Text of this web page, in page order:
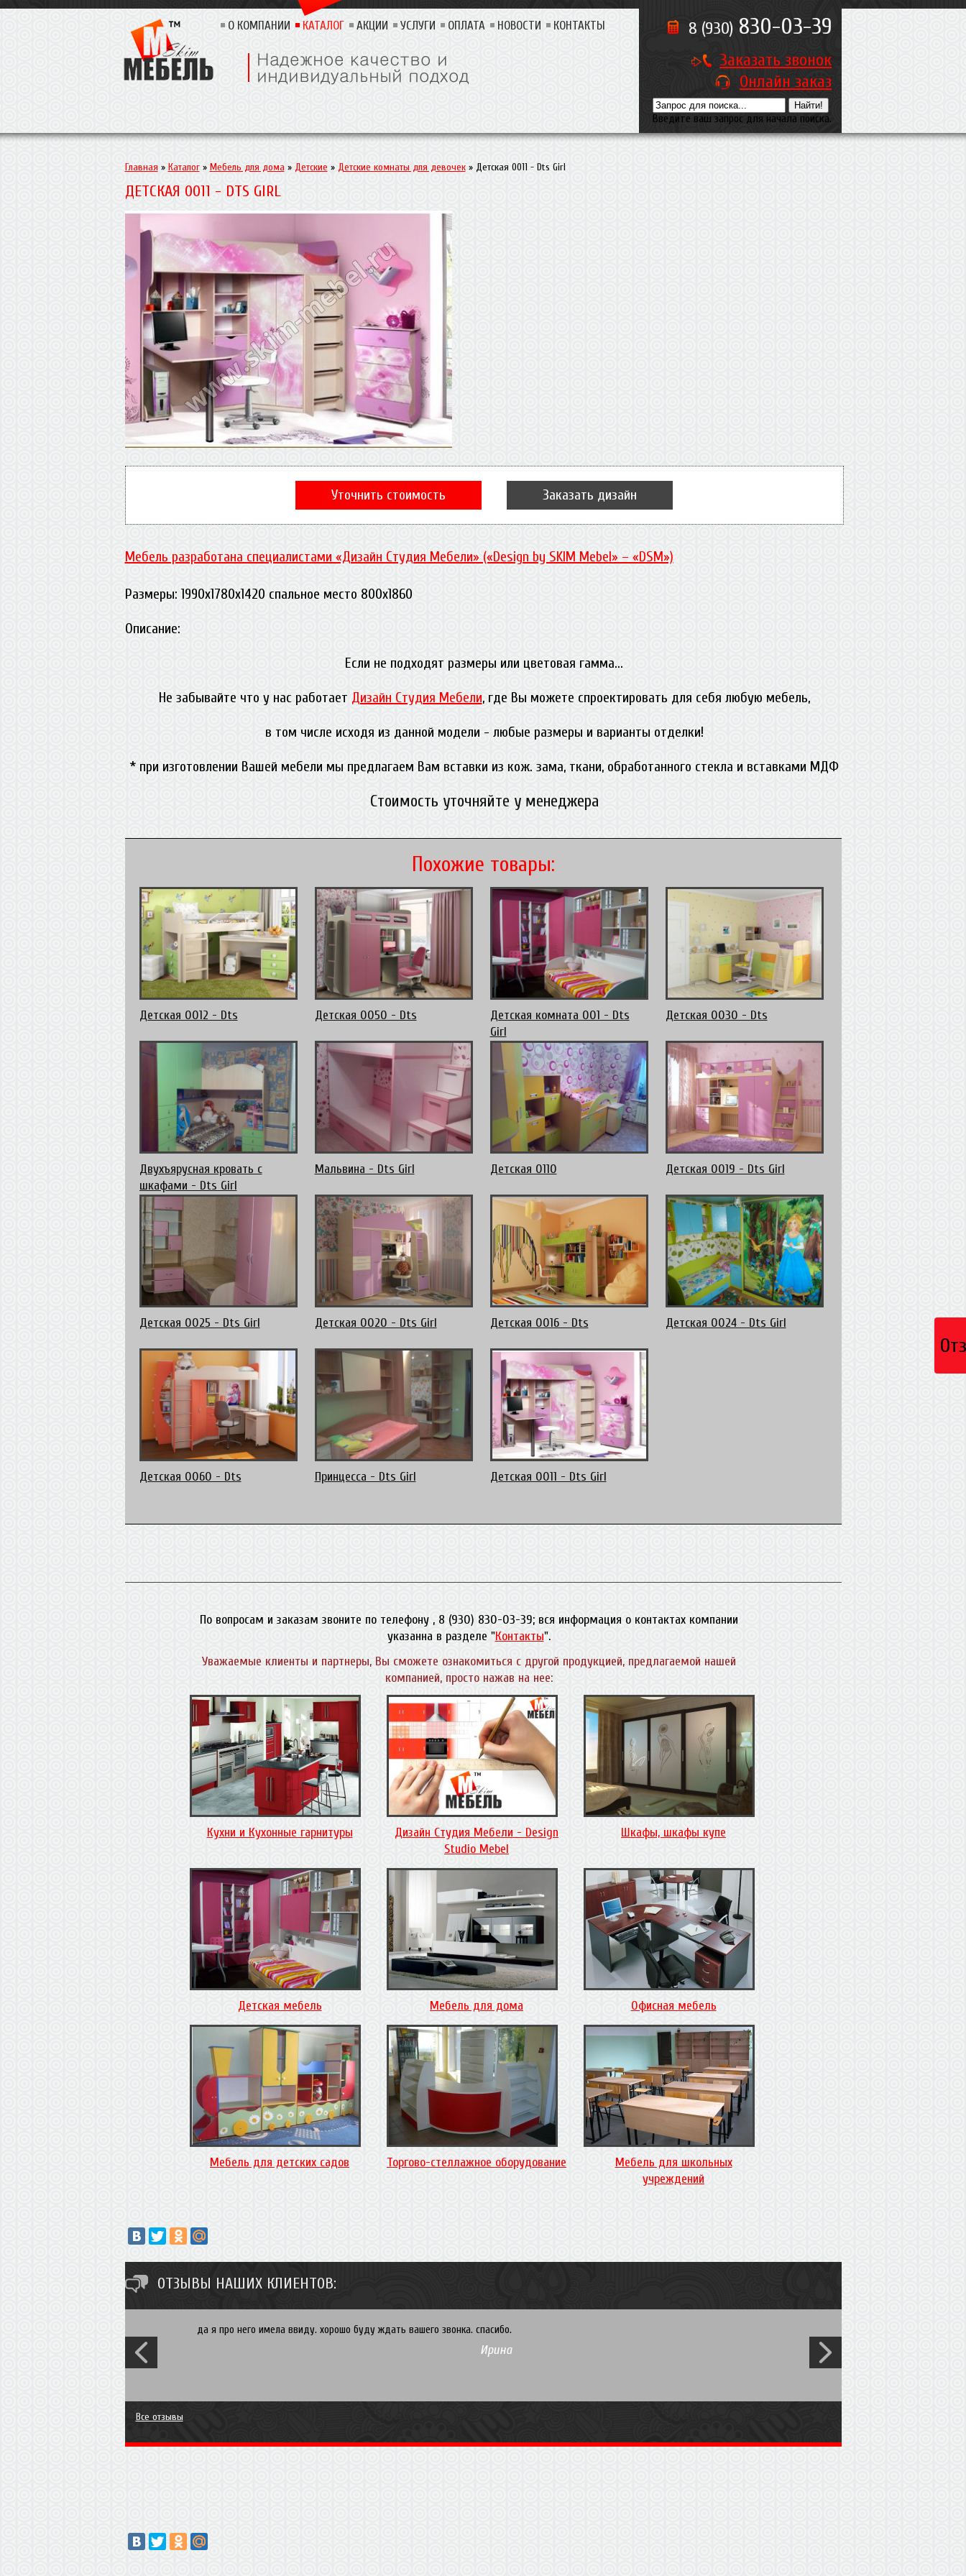
Введите ваш запрос для начала поиска.
О КОМПАНИИ КАТАЛОГ АКЦИИ УСЛУГИ ОПЛАТА НОВОСТИ КОНТАКТЫ 8 (930) 830-03-39
Заказать звонок
Онлайн заказ
Главная » Каталог» Мебель для дома » Детские » Детские комнаты для девочек» Детская 0011 - Dts Girl
ДЕТСКАЯ 0011 - DTS GIRL
Уточнить стоимость Заказать дизайн
Мебель разработана специалистами «Дизайн Студия Мебели» («Design by SKIM Mebel» – «DSM»)
Размеры: 1990х1780х1420 спальное место 800х1860
Описание:
Если не подходят размеры или цветовая гамма...
Не забывайте что у нас работает Дизайн Студия Мебели, где Вы можете спроектировать для себя любую мебель,
в том числе исходя из данной модели - любые размеры и варианты отделки!
* при изготовлении Вашей мебели мы предлагаем Вам вставки из кож. зама, ткани, обработанного стекла и вставками МДФ
Стоимость уточняйте у менеджера
Похожие товары:
Детская 0012 - Dts Детская 0050 - Dts
Детская комната 001 - Dts
Girl
Детская 0030 - Dts
Двухъярусная кровать с
шкафами - Dts Girl
Мальвина - Dts Girl Детская 0110 Детская 0019 - Dts Girl
Детская 0025 - Dts Girl Детская 0020 - Dts Girl Детская 0016 - Dts Детская 0024 - Dts Girl
Детская 0060 - Dts Принцесса - Dts Girl Детская 0011 - Dts Girl
По вопросам и заказам звоните по телефону , 8 (930) 830-03-39; вся информация о контактах компании
указанна в разделе "Контакты".
Уважаемые клиенты и партнеры, Вы сможете ознакомиться с другой продукцией, предлагаемой нашей
компанией, просто нажав на нее:
Кухни и Кухонные гарнитуры
Дизайн Студия Мебели - Design
Studio Mebel
Шкафы, шкафы купе
Детская мебель Мебель для дома Офисная мебель
Мебель для детских садов Торгово-стеллажное оборудование
Мебель для школьных
учреждений
ОТЗЫВЫ НАШИХ КЛИЕНТОВ:
да я про него имела ввиду. хорошо буду ждать вашего звонка. спасибо.
Ирина
Все отзывы